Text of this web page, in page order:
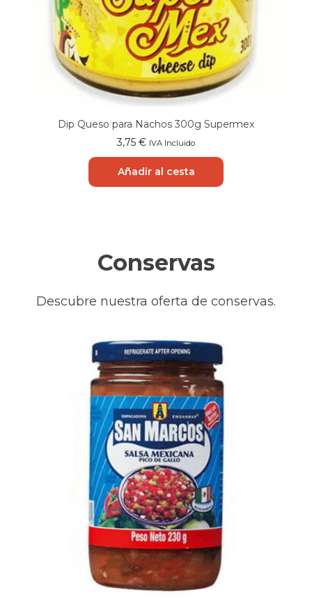
Dip Queso para Nachos 300g Supermex
3,75 € IVA Incluido
Añadir al cesta
Conservas
Descubre nuestra oferta de conservas.